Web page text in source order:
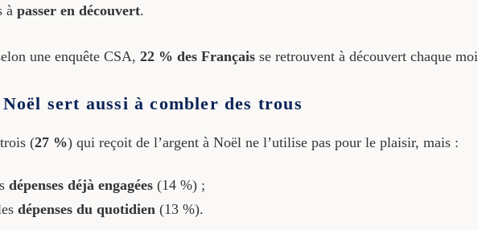
à passer en découvert.
une enquête CSA, 22 % des Françaisse retrouvent à découvert chaque
sert aussi à combler des trous
(27 %) qui reçoit de l’argent à Noël ne l’utilise pas pour le plaisir, mais :
dépenses déjà engagées(14 %) ;
dépenses du quotidien(13 %).